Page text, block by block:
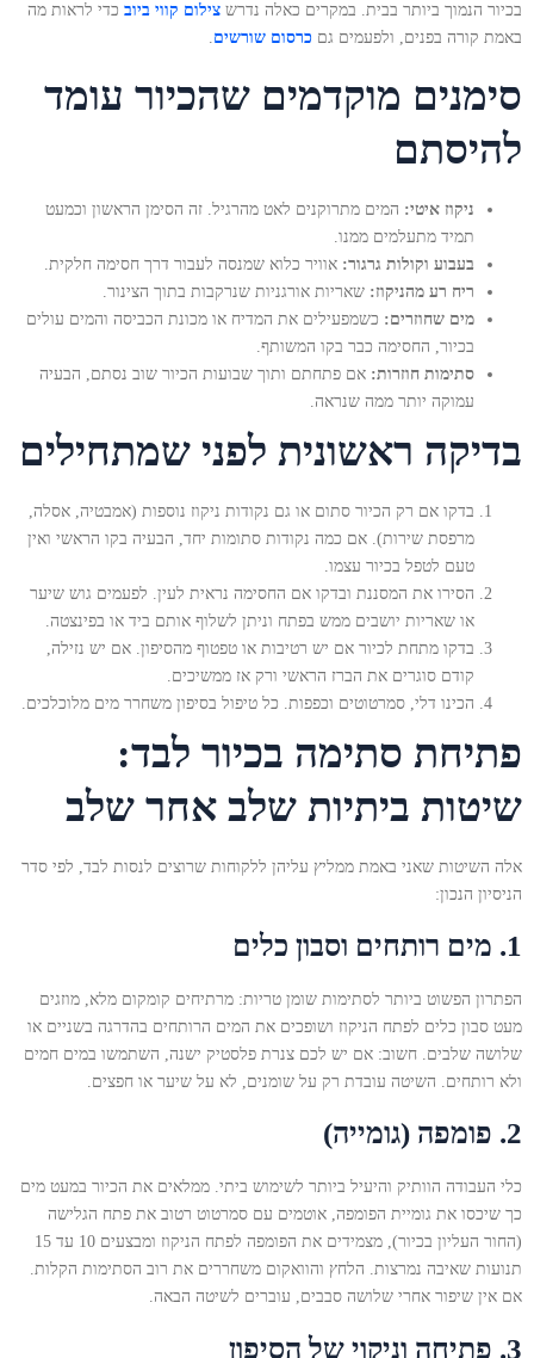
בכיור הנמוך ביותר בבית. במקרים כאלה נדרש צילום קווי ביוב כדי לראות מה
באמת קורה בפנים, ולפעמים גם כרסום שורשים.
סימנים מוקדמים שהכיור עומד
להיסתם
ניקוז איטי: המים מתרוקנים לאט מהרגיל. זה הסימן הראשון וכמעט
תמיד מתעלמים ממנו.
בעבוע וקולות גרגור: אוויר כלוא שמנסה לעבור דרך חסימה חלקית.
ריח רע מהניקוז: שאריות אורגניות שנרקבות בתוך הצינור.
מים שחוזרים: כשמפעילים את המדיח או מכונת הכביסה והמים עולים
בכיור, החסימה כבר בקו המשותף.
סתימות חוזרות: אם פתחתם ותוך שבועות הכיור שוב נסתם, הבעיה
עמוקה יותר ממה שנראה.
בדיקה ראשונית לפני שמתחילים
בדקו אם רק הכיור סתום או גם נקודות ניקוז נוספות (אמבטיה, אסלה,
מרפסת שירות). אם כמה נקודות סתומות יחד, הבעיה בקו הראשי ואין
טעם לטפל בכיור עצמו.
הסירו את המסננת ובדקו אם החסימה נראית לעין. לפעמים גוש שיער
או שאריות יושבים ממש בפתח וניתן לשלוף אותם ביד או בפינצטה.
בדקו מתחת לכיור אם יש רטיבות או טפטוף מהסיפון. אם יש נזילה,
קודם סוגרים את הברז הראשי ורק אז ממשיכים.
הכינו דלי, סמרטוטים וכפפות. כל טיפול בסיפון משחרר מים מלוכלכים.
פתיחת סתימה בכיור לבד:
שיטות ביתיות שלב אחר שלב
אלה השיטות שאני באמת ממליץ עליהן ללקוחות שרוצים לנסות לבד, לפי סדר
הניסיון הנכון:
1. מים רותחים וסבון כלים
הפתרון הפשוט ביותר לסתימות שומן טריות: מרתיחים קומקום מלא, מוזגים
מעט סבון כלים לפתח הניקוז ושופכים את המים הרותחים בהדרגה בשניים או
שלושה שלבים. חשוב: אם יש לכם צנרת פלסטיק ישנה, השתמשו במים חמים
ולא רותחים. השיטה עובדת רק על שומנים, לא על שיער או חפצים.
2. פומפה (גומייה)
כלי העבודה הוותיק והיעיל ביותר לשימוש ביתי. ממלאים את הכיור במעט מים
כך שיכסו את גומיית הפומפה, אוטמים עם סמרטוט רטוב את פתח הגלישה
(החור העליון בכיור), מצמידים את הפומפה לפתח הניקוז ומבצעים 10 עד 15
תנועות שאיבה נמרצות. הלחץ והוואקום משחררים את רוב הסתימות הקלות.
אם אין שיפור אחרי שלושה סבבים, עוברים לשיטה הבאה.
3. פתיחה וניקוי של הסיפון